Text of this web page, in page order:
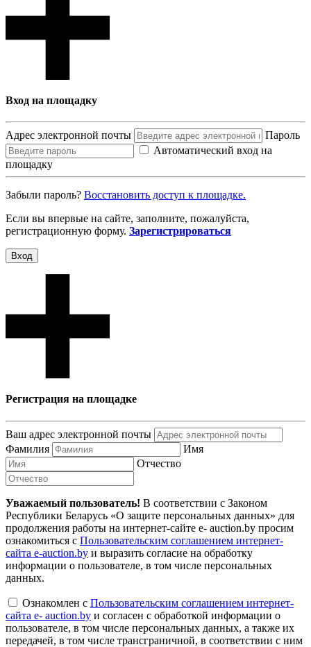
Вход на площадку
Адрес электронной почты
Пароль
Автоматический вход на
площадку
Забыли пароль? Восcтановить доступ к площадке.
Если вы впервые на сайте, заполните, пожалуйста,
регистрационную форму. Зарегистрироваться
Вход
Регистрация на площадке
Ваш адрес электронной почты
Фамилия
Имя
Отчество
Уважаемый пользователь! В соответствии с Законом
Республики Беларусь «О защите персональных данных» для
продолжения работы на интернет-сайте e- auction.by просим
ознакомиться с Пользовательским соглашением интернет-
сайта e-auction.by и выразить согласие на обработку
информации о пользователе, в том числе персональных
данных.
Ознакомлен с Пользовательским соглашением интернет-
сайта e- auction.by и согласен с обработкой информации о
пользователе, в том числе персональных данных, а также их
передачей, в том числе трансграничной, в соответствии с ним